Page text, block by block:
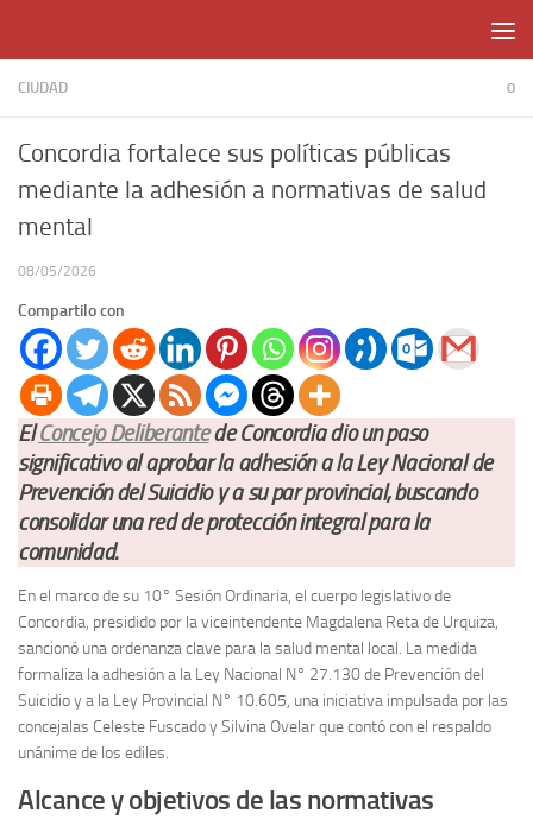
CIUDAD 0
Concordia fortalece sus políticas públicas
mediante la adhesión a normativas de salud
mental
08/05/2026
Compartilo con
ElConcejo Deliberantede Concordia dio un paso
significativo al aprobar la adhesión a la Ley Nacional de
Prevención del Suicidio y a su par provincial, buscando
consolidar una red de protección integral para la
comunidad.
En el marco de su 10° Sesión Ordinaria, el cuerpo legislativo de
Concordia, presidido por la viceintendente Magdalena Reta de Urquiza,
sancionó una ordenanza clave para la salud mental local. La medida
formaliza la adhesión a la Ley Nacional N° 27.130 de Prevención del
Suicidio y a la Ley Provincial N° 10.605, una iniciativa impulsada por las
concejalas Celeste Fuscado y Silvina Ovelar que contó con el respaldo
unánime de los ediles.
Alcance y objetivos de las normativas